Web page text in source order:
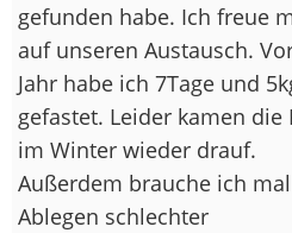
gefunden habe. Ich freue
auf unseren Austausch.
Jahr habe ich 7Tage und
gefastet. Leider kamen die
im Winter wieder drauf.
Außerdem brauche ich
Ablegen schlechter